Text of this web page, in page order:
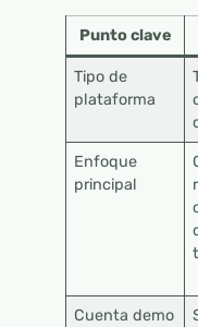
Punto clave
Tipo de
plataforma
Enfoque
principal
Cuenta demo